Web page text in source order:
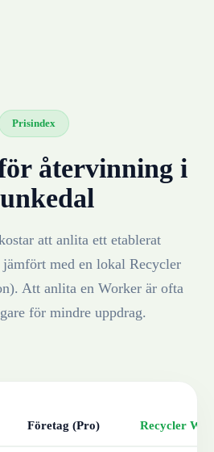
Prisindex
återvinning i
att anlita ett etablerat
med en lokal Recycler
Att anlita en Worker är ofta
för mindre uppdrag.
Företag (Pro) Recycler